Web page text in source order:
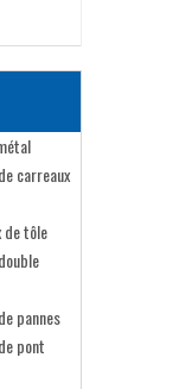
carreaux
de tôle
pannes
pont